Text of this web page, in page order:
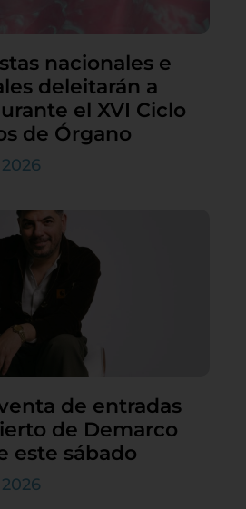
nacionales e
deleitarán a
el XVI Ciclo
de Órgano
de entradas
de Demarco
este sábado